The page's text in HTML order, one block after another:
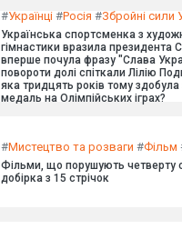
#Українці #Росія #Збройні сили
Українська спортсменка з
гімнастики вразила президента
вперше почула фразу "Слава
повороти долі спіткали Лілію
яка тридцять років тому здобула
медаль на Олімпійських іграх?
#Мистецтво та розваги #Фільм
Фільми, що порушують четверту
добірка з 15 стрічок